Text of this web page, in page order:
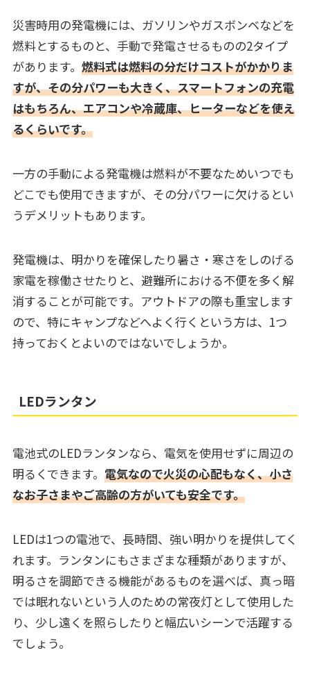
災害時用の発電機には、ガソリンやガスボンベなどを
燃料とするものと、手動で発電させるものの2タイプ
があります。 燃料式は燃料の分だけコストがかかりま
すが、その分パワーも大きく、スマートフォンの充電
はもちろん、エアコンや冷蔵庫、ヒーターなどを使え
るくらいです。
一方の手動による発電機は燃料が不要なためいつでも
どこでも使用できますが、その分パワーに欠けるとい
うデメリットもあります。
発電機は、明かりを確保したり暑さ・寒さをしのげる
家電を稼働させたりと、避難所における不便を多く解
消することが可能です。アウトドアの際も重宝します
ので、特にキャンプなどへよく行くという方は、1つ
持っておくとよいのではないでしょうか。
LEDランタン
電池式のLEDランタンなら、電気を使用せずに周辺の
明るくできます。 電気なので火災の心配もなく、小さ
なお子さまやご高齢の方がいても安全です。
LEDは1つの電池で、長時間、強い明かりを提供してく
れます。ランタンにもさまざまな種類がありますが、
明るさを調節できる機能があるものを選べば、真っ暗
では眠れないという人のための常夜灯として使用した
り、少し遠くを照らしたりと幅広いシーンで活躍する
でしょう。